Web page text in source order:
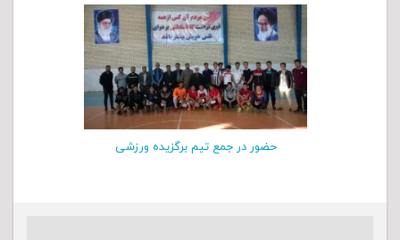
حضور در جمع تیم برگزیده ورزشی